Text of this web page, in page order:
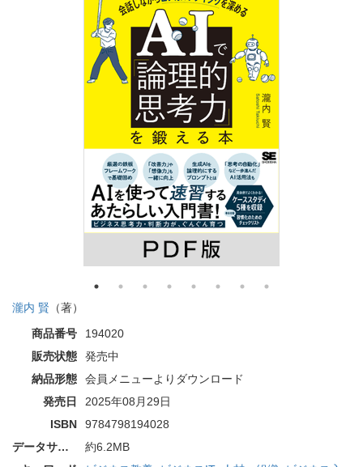
瀧内 賢 （著）
商品番号
194020
販売状態
発売中
納品形態
会員メニューよりダウンロード
発売日
2025年08月29日
ISBN
9784798194028
データサイズ
約6.2MB